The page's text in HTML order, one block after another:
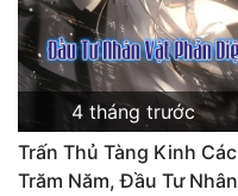
Đông Phương
Đông Phương Huyền Huyễn
Đồng Nhân
4 tháng trước
Trấn Thủ Tàng Kinh Các
Trăm Năm, Đầu Tư Nhân